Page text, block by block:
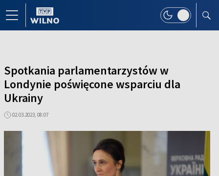
Spotkania parlamentarzystów w
Londynie poświęcone wsparciu dla
Ukrainy
02.03.2023, 08:07